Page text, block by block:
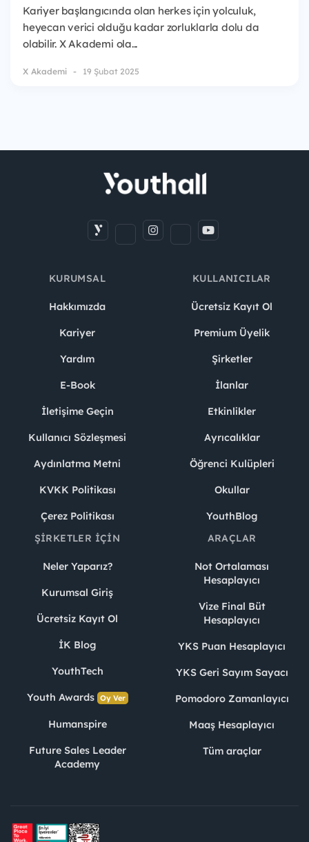
Kariyer başlangıcında olan herkes için yolculuk,
heyecan verici olduğu kadar zorluklarla dolu da
olabilir. X Akademi ola...
X Akademi 19 Şubat 2025
KURUMSAL
Hakkımızda
Kariyer
Yardım
E-Book
İletişime Geçin
Kullanıcı Sözleşmesi
Aydınlatma Metni
KVKK Politikası
Çerez Politikası
KULLANICILAR
Ücretsiz Kayıt Ol
Premium Üyelik
Şirketler
İlanlar
Etkinlikler
Ayrıcalıklar
Öğrenci Kulüpleri
Okullar
YouthBlog
ŞIRKETLER İÇIN
Neler Yaparız?
Kurumsal Giriş
Ücretsiz Kayıt Ol
İK Blog
YouthTech
Youth Awards Oy Ver
Humanspire
Future Sales Leader
Academy
ARAÇLAR
Not Ortalaması
Hesaplayıcı
Vize Final Büt
Hesaplayıcı
YKS Puan Hesaplayıcı
YKS Geri Sayım Sayacı
Pomodoro Zamanlayıcı
Maaş Hesaplayıcı
Tüm araçlar